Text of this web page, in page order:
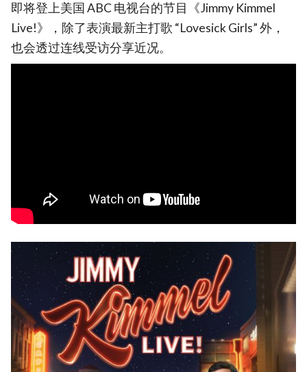
即将登上美国 ABC 电视台的节目《Jimmy Kimmel
Live!》，除了表演最新主打歌 “Lovesick Girls” 外，
也会透过连线受访分享近况。